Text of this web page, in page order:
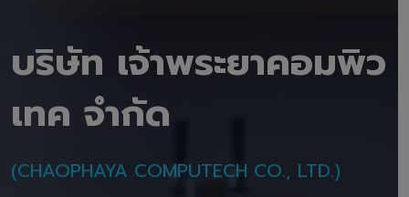
บริษัท เจ้าพระยาคอมพิว
เทค จำกัด
(CHAOPHAYA COMPUTECH CO., LTD.)